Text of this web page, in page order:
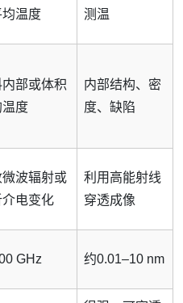
温度
测温
部或体积
度
内部结构、密
度、缺陷
波辐射或
介电变化
利用高能射线
穿透成像
GHz 约0.01–10 nm